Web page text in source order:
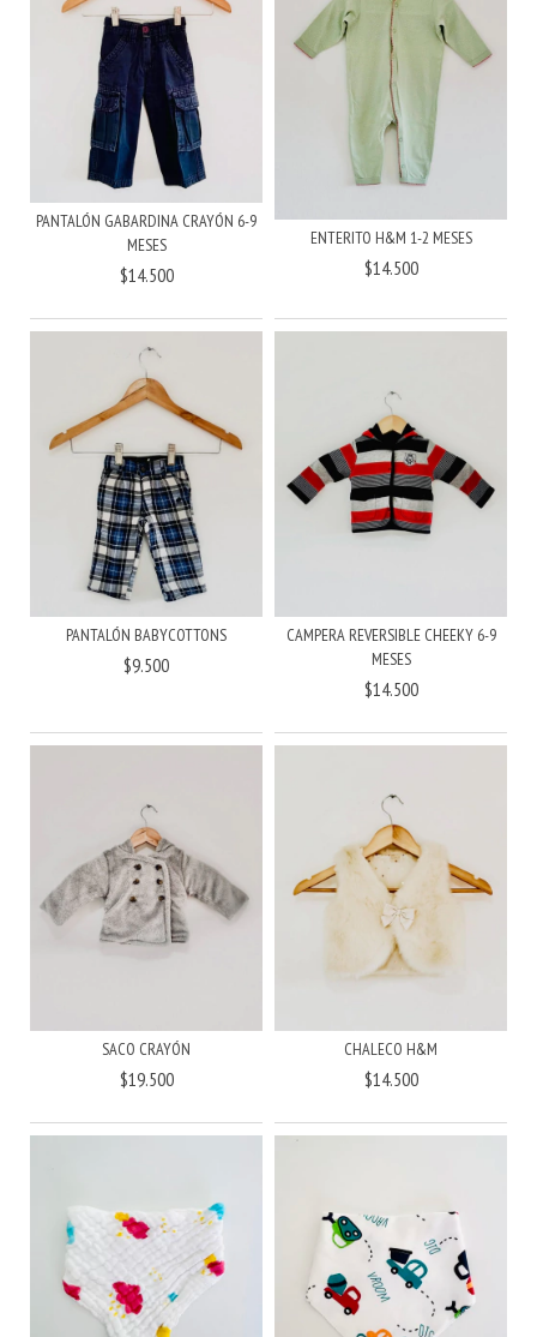
PANTALÓN GABARDINA CRAYÓN 6-9
MESES
$14.500
ENTERITO H&M 1-2 MESES
$14.500
PANTALÓN BABYCOTTONS
$9.500
CAMPERA REVERSIBLE CHEEKY 6-9
MESES
$14.500
SACO CRAYÓN
$19.500
CHALECO H&M
$14.500